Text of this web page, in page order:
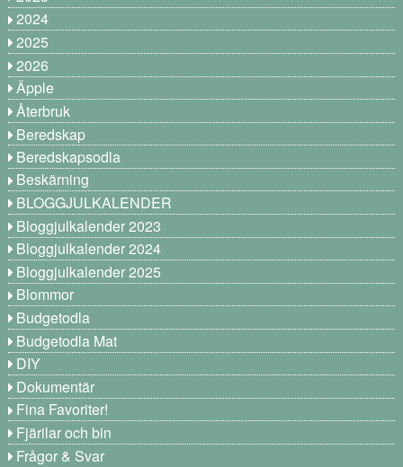
2024
2025
2026
Äpple
Återbruk
Beredskap
Beredskapsodla
Beskärning
BLOGGJULKALENDER
Bloggjulkalender 2023
Bloggjulkalender 2024
Bloggjulkalender 2025
Blommor
Budgetodla
Budgetodla Mat
DIY
Dokumentär
Fina Favoriter!
Fjärilar och bin
Frågor & Svar